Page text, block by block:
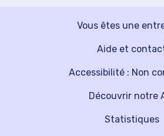
Vous êtes une
Découvrir notre
Aide et
Statistiques
Accessibilité : Non